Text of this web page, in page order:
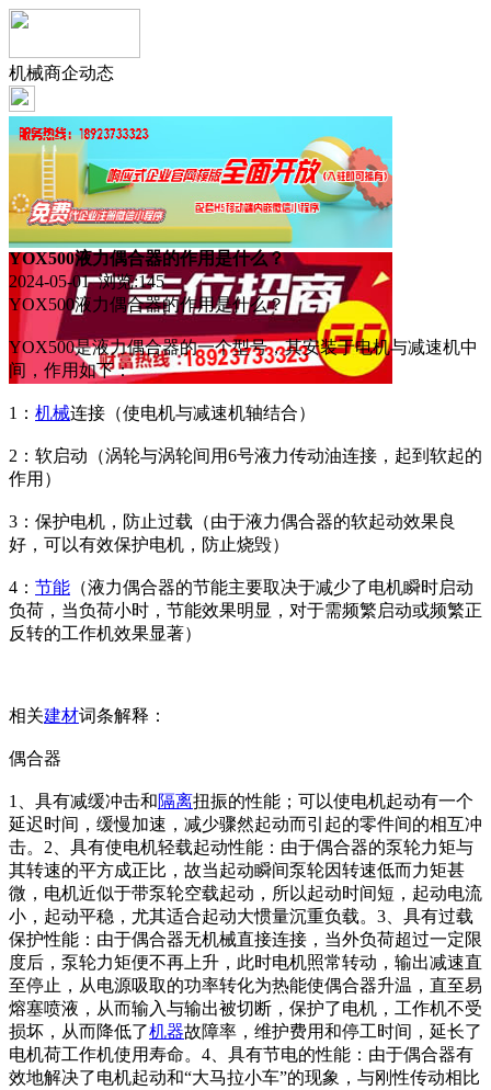
机械商企动态
YOX500液力偶合器的作用是什么？
2024-05-01 浏览:145
YOX500液力偶合器的作用是什么？
YOX500是液力偶合器的一个型号，其安装于电机与减速机中
间，作用如下：
1： 机械连接（使电机与减速机轴结合）
2：软启动（涡轮与涡轮间用6号液力传动油连接，起到软起的
作用）
3：保护电机，防止过载（由于液力偶合器的软起动效果良
好，可以有效保护电机，防止烧毁）
4： 节能 （液力偶合器的节能主要取决于减少了电机瞬时启动
负荷，当负荷小时，节能效果明显，对于需频繁启动或频繁正
反转的工作机效果显著）
相关建材词条解释：
偶合器
1、具有减缓冲击和隔离扭振的性能；可以使电机起动有一个
延迟时间，缓慢加速，减少骤然起动而引起的零件间的相互冲
击。2、具有使电机轻载起动性能：由于偶合器的泵轮力矩与
其转速的平方成正比，故当起动瞬间泵轮因转速低而力矩甚
微，电机近似于带泵轮空载起动，所以起动时间短，起动电流
小，起动平稳，尤其适合起动大惯量沉重负载。3、具有过载
保护性能：由于偶合器无机械直接连接，当外负荷超过一定限
度后，泵轮力矩便不再上升，此时电机照常转动，输出减速直
至停止，从电源吸取的功率转化为热能使偶合器升温，直至易
熔塞喷液，从而输入与输出被切断，保护了电机，工作机不受
损坏，从而降低了机器故障率，维护费用和停工时间，延长了
电机荷工作机使用寿命。4、具有节电的性能：由于偶合器有
效地解决了电机起动和“大马拉小车”的现象，与刚性传动相比